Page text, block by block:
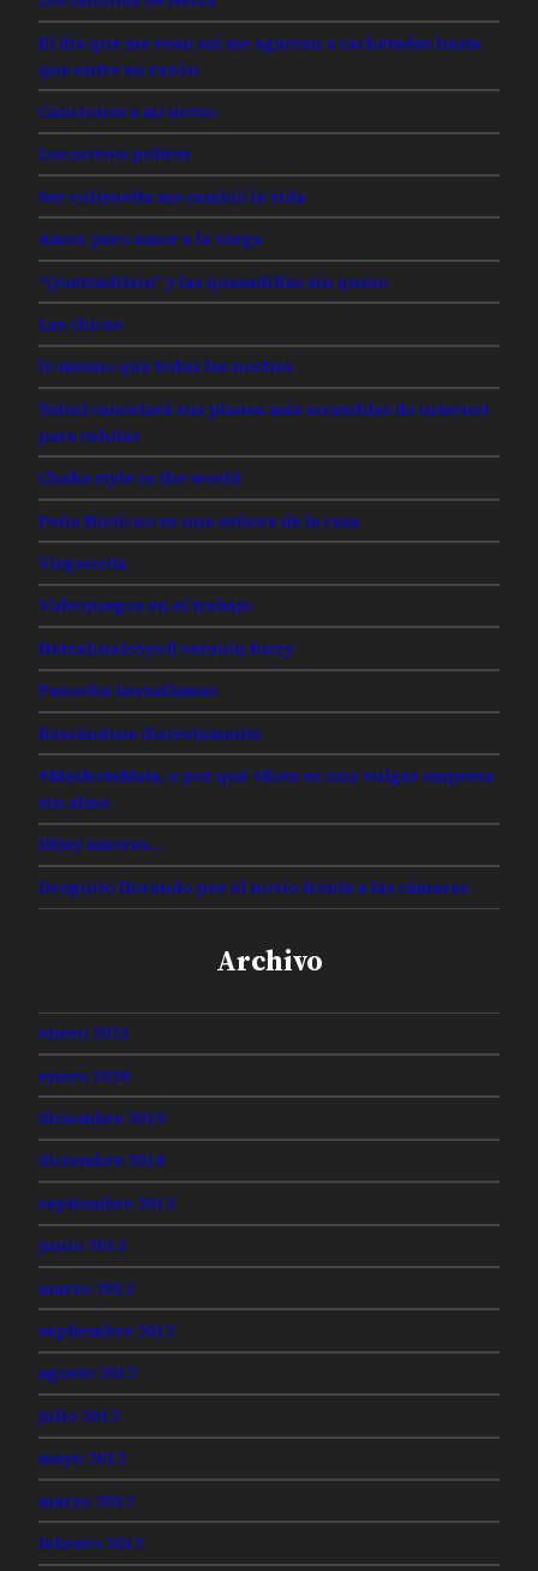
El día que me vean así me agarran a cachetadas hasta
que entre en razón
Canciones a mi novio
Los novios pobres
Ser culisuelta me cambió la vida
Amor, pero amor a la verga
“Quetzaditzin” y las quesadillas sin queso
Las chicas
lo mismo que todas las noches
Telcel cancelará sus planes más accesibles de internet
para celular
Chaka style in the world
Peña Nieto no es una señora de la casa
Virgencita
Videojuegos en el trabajo
Netzahualcóyotl versión furry
Panocha lanzallamas
Rascándose discretamente
#MaskotaMata, o por qué +Kota es una vulgar empresa
sin alma
(H)ay amores…
Droguito llorando por el novio frente a las cámaras
Archivo
enero 2021
enero 2020
diciembre 2019
diciembre 2018
septiembre 2013
junio 2013
marzo 2013
septiembre 2012
agosto 2012
julio 2012
mayo 2012
marzo 2012
febrero 2012